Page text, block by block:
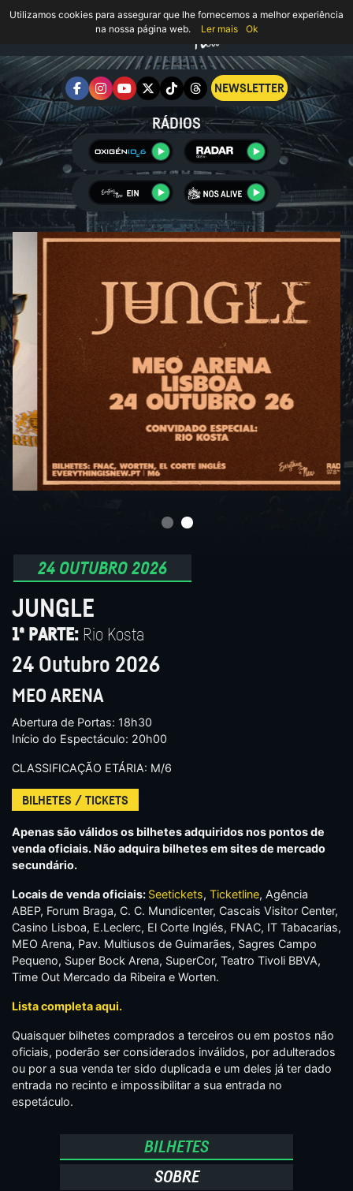
NEWSLETTER
RÁDIOS
24 OUTUBRO 2026
JUNGLE
1ª PARTE: Rio Kosta
24 Outubro 2026
MEO ARENA
Abertura de Portas: 18h30
Início do Espectáculo: 20h00
CLASSIFICAÇÃO ETÁRIA: M/6
BILHETES / TICKETS
Apenas são válidos os bilhetes adquiridos nos pontos de
venda oficiais. Não adquira bilhetes em sites de mercado
secundário.
Locais de venda oficiais: Seetickets, Ticketline, Agência
ABEP, Forum Braga, C. C. Mundicenter, Cascais Visitor Center,
Casino Lisboa, E.Leclerc, El Corte Inglés, FNAC, IT Tabacarias,
MEO Arena, Pav. Multiusos de Guimarães, Sagres Campo
Pequeno, Super Bock Arena, SuperCor, Teatro Tivoli BBVA,
Time Out Mercado da Ribeira e Worten.
Lista completa aqui.
Quaisquer bilhetes comprados a terceiros ou em postos não
oficiais, poderão ser considerados inválidos, por adulterados
ou por a sua venda ter sido duplicada e um deles já ter dado
entrada no recinto e impossibilitar a sua entrada no
espetáculo.
BILHETES
SOBRE
Utilizamos cookies para assegurar que lhe fornecemos a melhor experiência
na nossa página web.
Ler mais Ok